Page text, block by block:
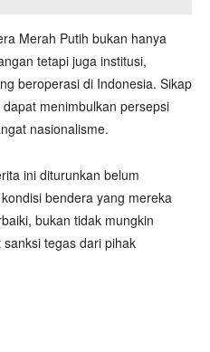
Merah Putih bukan hanya
tetapi juga institusi,
beroperasi di Indonesia. Sikap
menimbulkan persepsi
nasionalisme.
ini diturunkan belum
bendera yang mereka
bukan tidak mungkin
tegas dari pihak